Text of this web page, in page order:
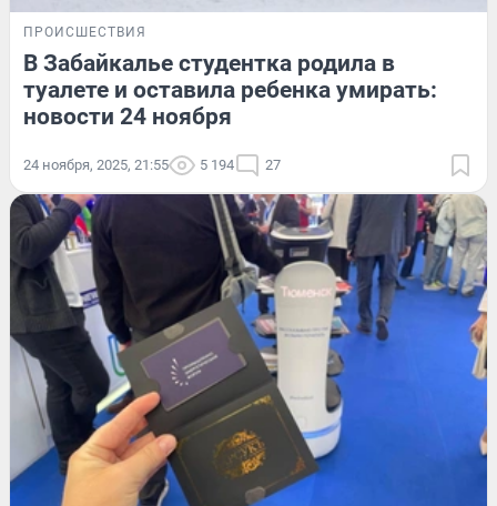
ПРОИСШЕСТВИЯ
В Забайкалье студентка родила в
туалете и оставила ребенка умирать:
новости 24 ноября
24 ноября, 2025, 21:55 5 194 27